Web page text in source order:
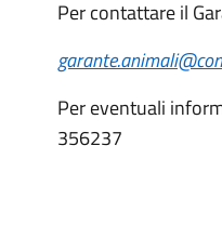
Per contattare il
Per eventuali
356237